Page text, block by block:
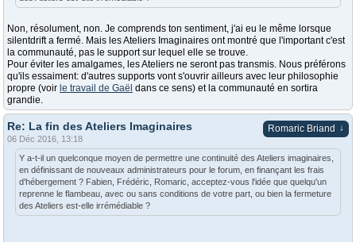
Non, résolument, non. Je comprends ton sentiment, j'ai eu le même lorsque
silentdrift a fermé. Mais les Ateliers Imaginaires ont montré que l'important c'est
la communauté, pas le support sur lequel elle se trouve.
Pour éviter les amalgames, les Ateliers ne seront pas transmis. Nous préférons
qu'ils essaiment: d'autres supports vont s'ouvrir ailleurs avec leur philosophie
propre (voir le travail de Gaël dans ce sens) et la communauté en sortira
grandie.
Romaric Briand ↓
Re: La fin des Ateliers Imaginaires
06 Déc 2016, 13:18
Y a-t-il un quelconque moyen de permettre une continuité des Ateliers imaginaires,
en définissant de nouveaux administrateurs pour le forum, en finançant les frais
d'hébergement ? Fabien, Frédéric, Romaric, acceptez-vous l'idée que quelqu'un
reprenne le flambeau, avec ou sans conditions de votre part, ou bien la fermeture
des Ateliers est-elle irrémédiable ?